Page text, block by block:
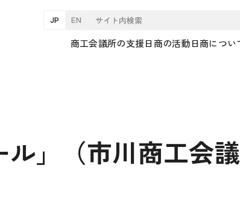
JP EN
商工会議所の支援日商の活動日商につい
」（市川商工会議